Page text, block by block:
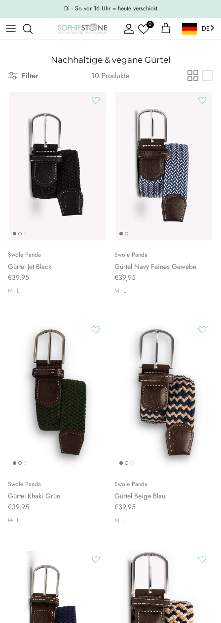
Di - So vor 16 Uhr = heute verschickt
Konto
0
Einkaufswagen DE
Nachhaltige & vegane Gürtel
Filter 10 Produkte
Swole Panda
Gürtel Jet Black
€39,95
M L
Swole Panda
Gürtel Navy Feines Gewebe
€39,95
M L
Swole Panda
Gürtel Khaki Grün
€39,95
M L
Swole Panda
Gürtel Beige Blau
€39,95
M L